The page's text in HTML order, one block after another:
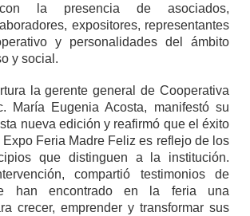
con la presencia de asociados,
expositores, representantes
y personalidades del ámbito
y social.
la gerente general de Cooperativa
María Eugenia Acosta, manifestó su
nueva edición y reafirmó que el éxito
Feria Madre Feliz es reflejo de los
que distinguen a la institución.
compartió testimonios de
han encontrado en la feria una
crecer, emprender y transformar sus